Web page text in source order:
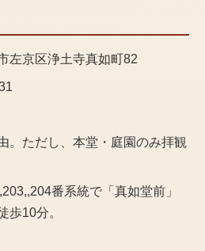
左京区浄土寺真如町82
。ただし、本堂・庭園のみ拝観
番系統で「真如堂前」
歩10分。